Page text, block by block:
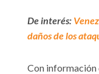
De interés:
daños de los
Con información